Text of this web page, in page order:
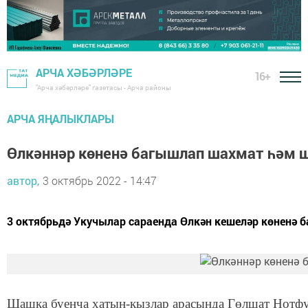
АРЧА ХӘБӘРЛӘРЕ
"Арча хәбәрләре" газетасы - Арча районы
16+
АРЧА ЯҢАЛЫКЛАРЫ
Өлкәннәр көненә багышлап шахмат һәм
автор, 3 октябрь 2022 - 14:47
3 октябрьдә Укучылар сараенда Өлкән кешеләр
Шашка буенча хатын-кызлар арасында Гөлшат